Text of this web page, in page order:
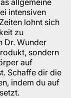
intensiven
lohnt sich
zu
Dr. Wunder
sondern
auf
Schaffe dir die
indem du auf